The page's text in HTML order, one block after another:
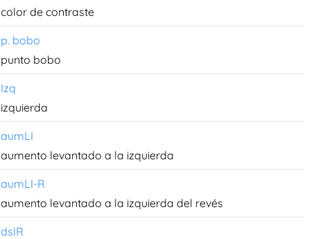
color de contraste
p. bobo
punto bobo
Izq
izquierda
aumLI
aumento levantado a la izquierda
aumLI-R
aumento levantado a la izquierda del revés
dslR